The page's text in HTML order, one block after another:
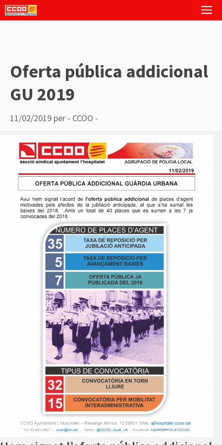
Vés
al
Oferta pública addicional
GU 2019
11/02/2019 per - CCOO -